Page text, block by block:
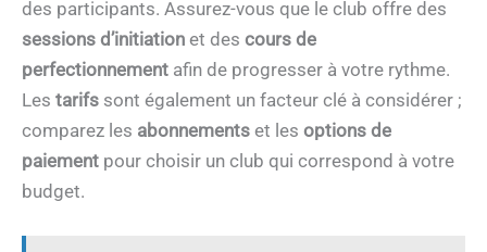
des participants. Assurez-vous que le club offre des
sessions d’initiation et des cours de
perfectionnement afin de progresser à votre rythme.
Les tarifs sont également un facteur clé à considérer ;
comparez les abonnements et les options de
paiement pour choisir un club qui correspond à votre
budget.